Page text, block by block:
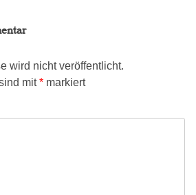
wird nicht veröffentlicht.
mit* markiert